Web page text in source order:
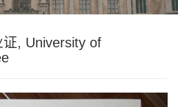
, University of